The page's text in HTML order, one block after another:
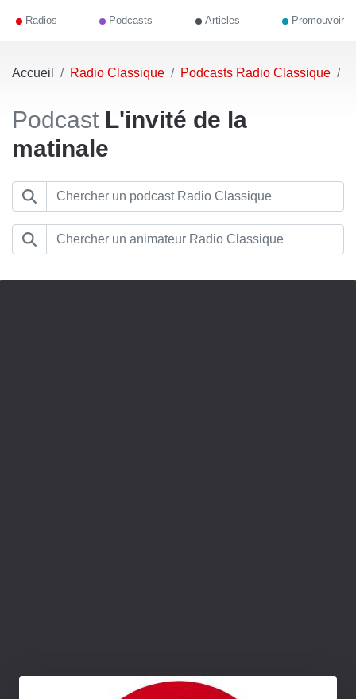
Radios Podcasts Articles Promouvoir
Accueil Radio Classique Podcasts Radio Classique
Podcast L'invité de la
matinale